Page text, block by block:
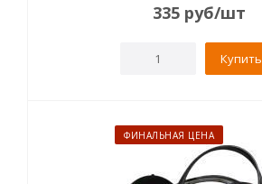
335 руб/шт
Купить
ФИНАЛЬНАЯ ЦЕНА